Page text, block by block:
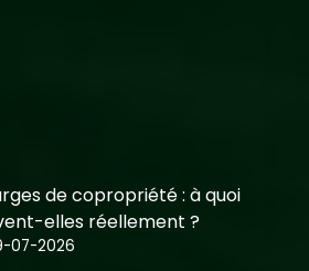
de copropriété : à quoi
elles réellement ?
07-2026